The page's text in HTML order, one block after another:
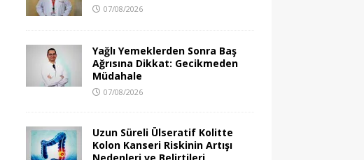
07/08/2026
Yağlı Yemeklerden Sonra Baş
Ağrısına Dikkat: Gecikmeden
Müdahale
07/08/2026
Uzun Süreli Ülseratif Kolitte
Kolon Kanseri Riskinin Artışı